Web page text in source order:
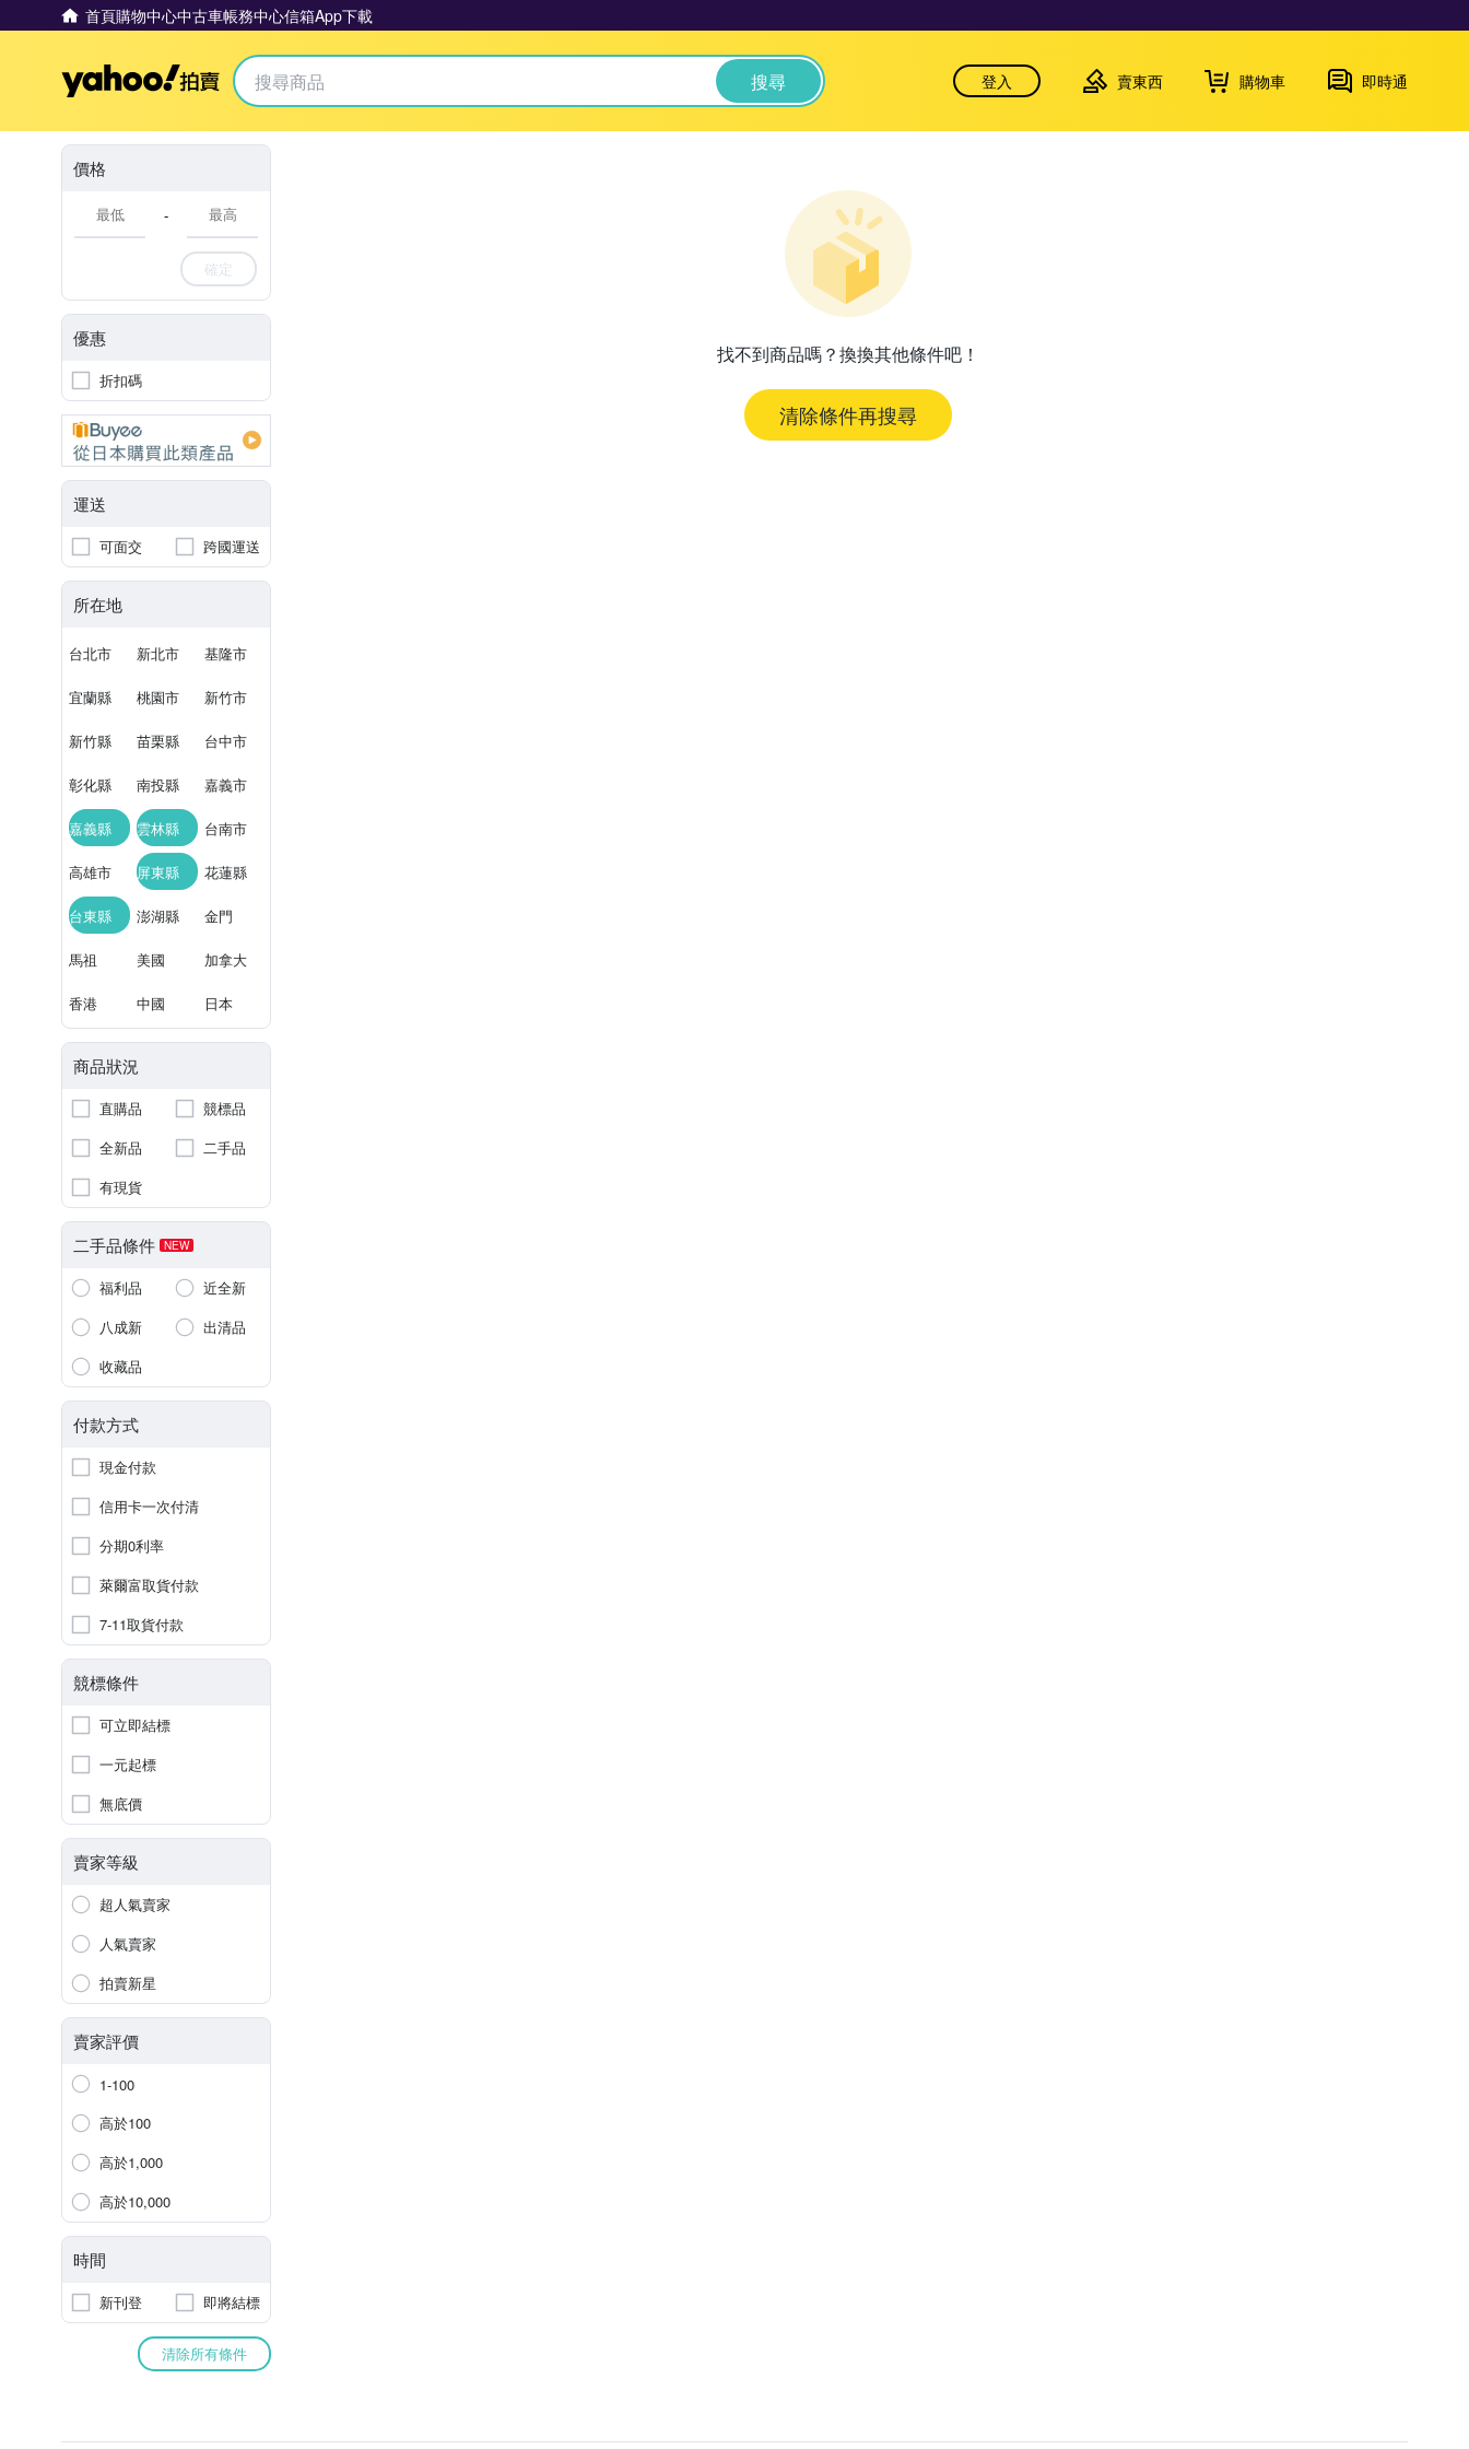
首頁購物中心中古車帳務中心信箱App下載
Yahoo拍賣 搜尋 登入 賣東西 購物車 即時通
價格
-
確定
優惠
折扣碼
運送
可面交 跨國運送
所在地
台北市 新北市 基隆市
宜蘭縣 桃園市 新竹市
新竹縣 苗栗縣 台中市
彰化縣 南投縣 嘉義市
嘉義縣 雲林縣 台南市
高雄市 屏東縣 花蓮縣
台東縣 澎湖縣 金門
馬祖 美國 加拿大
香港 中國 日本
商品狀況
直購品
競標品
全新品
二手品
有現貨
二手品條件 NEW
福利品
近全新
八成新
出清品
收藏品
付款方式
現金付款
信用卡一次付清
分期0利率
萊爾富取貨付款
7-11取貨付款
競標條件
可立即結標
一元起標
無底價
賣家等級
超人氣賣家
人氣賣家
拍賣新星
賣家評價
1-100
高於100
高於1,000
高於10,000
時間
新刊登 即將結標
清除所有條件
找不到商品嗎？換換其他條件吧！
清除條件再搜尋